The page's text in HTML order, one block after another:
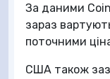
За даними
зараз
поточними
США також